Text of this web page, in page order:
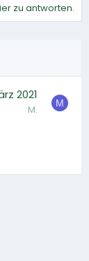
zu antworten.
2021
M. M